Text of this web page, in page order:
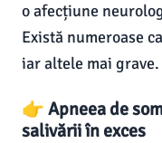
o afecțiune
Există numeroase
iar altele mai grave.
👉 Apneea de
salivării în exces